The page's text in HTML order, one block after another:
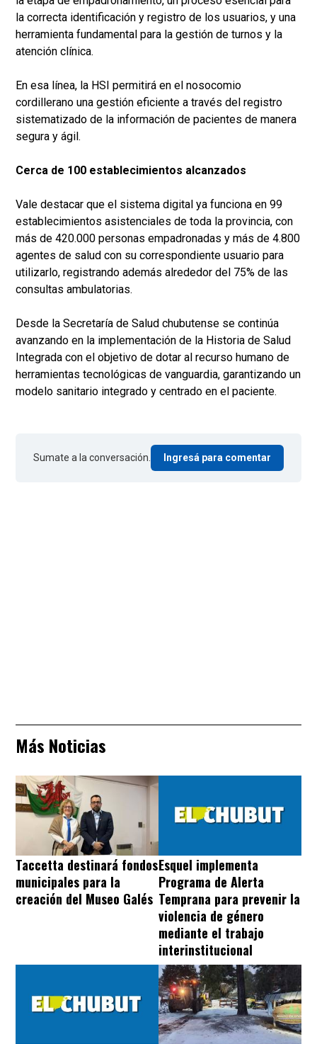
la correcta identificación y registro de los usuarios, y una
herramienta fundamental para la gestión de turnos y la
atención clínica.
En esa línea, la HSI permitirá en el nosocomio
cordillerano una gestión eficiente a través del registro
sistematizado de la información de pacientes de manera
segura y ágil.
Cerca de 100 establecimientos alcanzados
Vale destacar que el sistema digital ya funciona en 99
establecimientos asistenciales de toda la provincia, con
más de 420.000 personas empadronadas y más de 4.800
agentes de salud con su correspondiente usuario para
utilizarlo, registrando además alrededor del 75% de las
consultas ambulatorias.
Desde la Secretaría de Salud chubutense se continúa
avanzando en la implementación de la Historia de Salud
Integrada con el objetivo de dotar al recurso humano de
herramientas tecnológicas de vanguardia, garantizando un
modelo sanitario integrado y centrado en el paciente.
Sumate a la conversación. Ingresá para comentar
Más Noticias
Taccetta destinará fondos
municipales para la
creación del Museo Galés
Esquel implementa
Programa de Alerta
Temprana para prevenir la
violencia de género
mediante el trabajo
interinstitucional